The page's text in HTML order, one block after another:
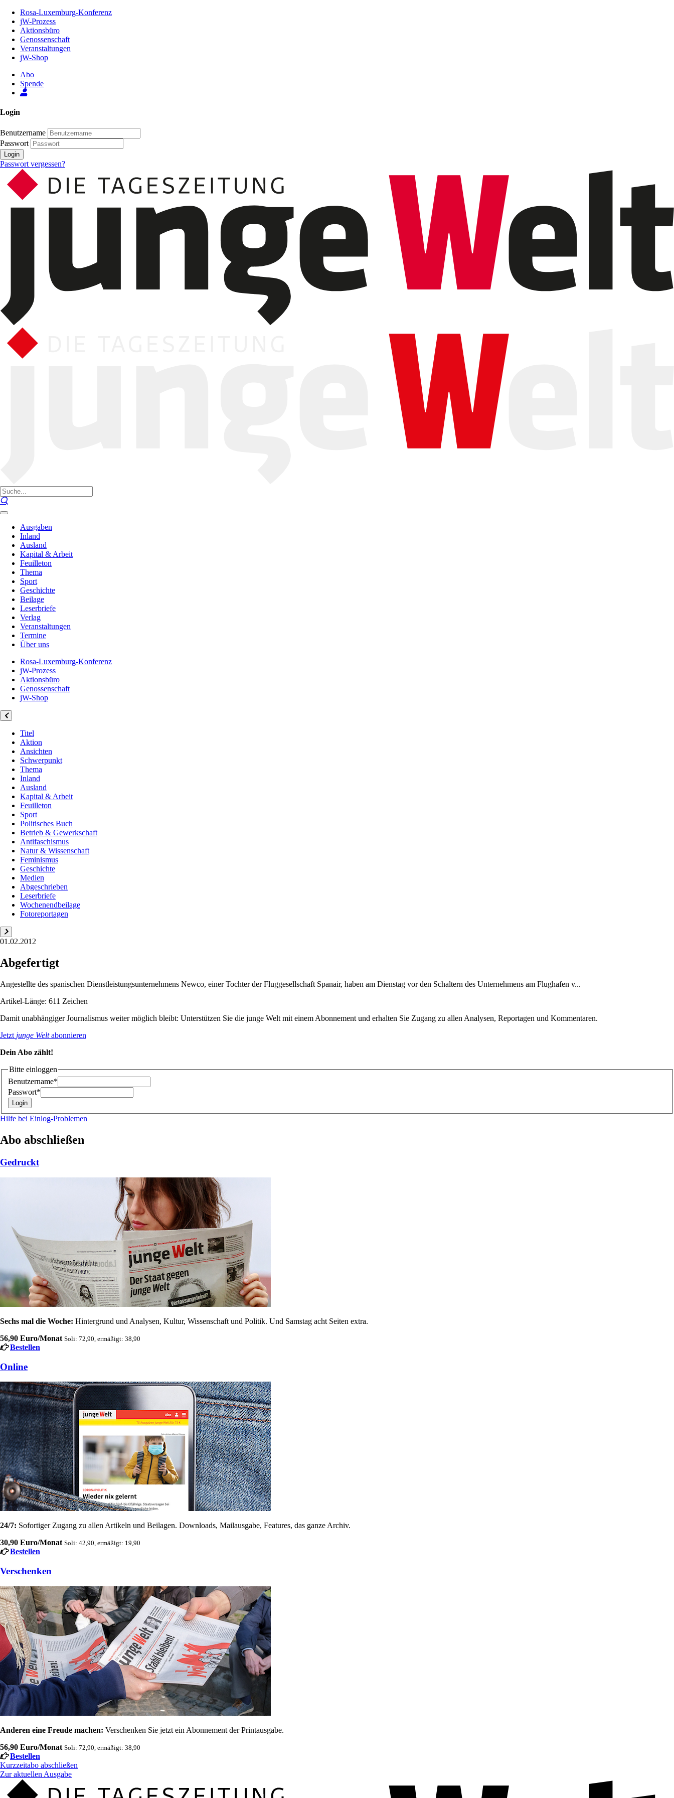
Inhalt
Seite
Rosa-Luxemburg-Konferenz
jW-Prozess
Aktionsbüro
Genossenschaft
Veranstaltungen
jW-Shop
Abo
Spende
Login
Benutzername
Passwort
Login
Passwort vergessen?
Ausgaben
Inland
Ausland
Kapital & Arbeit
Feuilleton
Thema
Sport
Geschichte
Beilage
Leserbriefe
Verlag
Veranstaltungen
Termine
Über uns
Rosa-Luxemburg-Konferenz
jW-Prozess
Aktionsbüro
Genossenschaft
jW-Shop
Titel
Aktion
Ansichten
Schwerpunkt
Thema
Inland
Ausland
Kapital & Arbeit
Feuilleton
Sport
Politisches Buch
Betrieb & Gewerkschaft
Antifaschismus
Natur & Wissenschaft
Feminismus
Geschichte
Medien
Abgeschrieben
Leserbriefe
Wochenendbeilage
Fotoreportagen
01.02.2012
Abgefertigt
Angestellte des spanischen Dienstleistungsunternehmens Newco, einer Tochter der Fluggesellschaft Spanair, haben am Dienstag vor den Schaltern des Unternehmens am Flughafen v...
Artikel-Länge: 611 Zeichen
Damit unabhängiger Journalismus weiter möglich bleibt: Unterstützen Sie die junge Welt mit einem Abonnement und erhalten Sie Zugang zu allen Analysen, Reportagen und Kommentaren.
Jetzt junge Weltabonnieren
Dein Abo zählt!
Bitte einloggen
Benutzername*
Passwort*
Hilfe bei Einlog-Problemen
Abo abschließen
Gedruckt
Sechs mal die Woche: Hintergrund und Analysen, Kultur, Wissenschaft und Politik. Und Samstag acht Seiten extra.
56,90 Euro/Monat Soli: 72,90, ermäßigt: 38,90
Bestellen
Online
24/7: Sofortiger Zugang zu allen Artikeln und Beilagen. Downloads, Mailausgabe, Features, das ganze Archiv.
30,90 Euro/Monat Soli: 42,90, ermäßigt: 19,90
Bestellen
Verschenken
Anderen eine Freude machen: Verschenken Sie jetzt ein Abonnement der Printausgabe.
56,90 Euro/Monat Soli: 72,90, ermäßigt: 38,90
Bestellen
Kurzzeitabo abschließen
Zur aktuellen Ausgabe